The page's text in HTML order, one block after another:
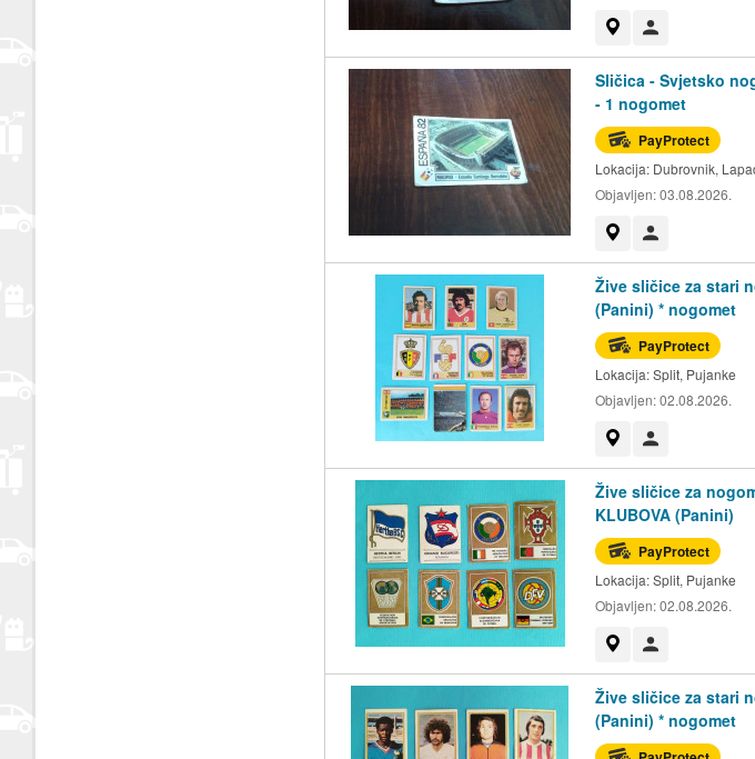
Sličica - Svjetsko
- 1 nogomet
PayProtect
Lokacija: Dubrovnik,
Objavljen:03.08.2026.
Žive sličice za stari
(Panini) * nogomet
PayProtect
Lokacija:Split, Pujanke
Objavljen:02.08.2026.
Žive sličice za
KLUBOVA (Panini)
PayProtect
Lokacija:Split, Pujanke
Objavljen:02.08.2026.
Žive sličice za stari
(Panini) * nogomet